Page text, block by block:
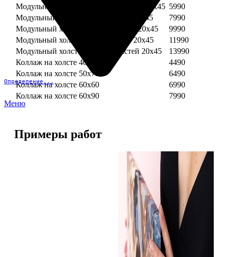
Определение...
Меню
Модульный холст из четырех частей 20х45 5990
Модульный холст из пяти частей 20х45
7990
Модульный холст из шести частей 20х45
9990
Модульный холст из семи частей 20х45
11990
Модульный холст из восьми частей 20х45
13990
Коллаж на холсте 40х40
4490
Коллаж на холсте 50х70
6490
Коллаж на холсте 60х60
6990
Коллаж на холсте 60х90
7990
Примеры работ